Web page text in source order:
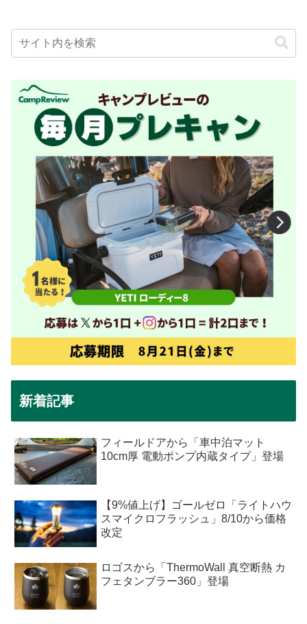
新着記事
フィールドアから「車中泊マット
10cm厚 電動ポンプ内蔵タイプ」登場
【9%値上げ】ゴールゼロ「ライトハウ
スマイクロフラッシュ」8/10から価格
改定
ロゴスから「ThermoWall 真空断熱 カ
フェタンブラー360」登場